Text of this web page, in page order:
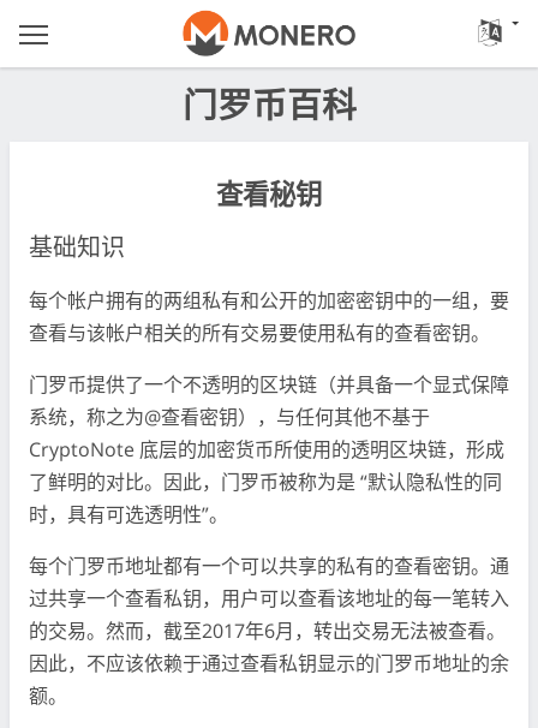
门罗币百科
查看秘钥
基础知识
每个帐户拥有的两组私有和公开的加密密钥中的一组，要
查看与该帐户相关的所有交易要使用私有的查看密钥。
门罗币提供了一个不透明的区块链（并具备一个显式保障
系统，称之为@查看密钥），与任何其他不基于
CryptoNote 底层的加密货币所使用的透明区块链，形成
了鲜明的对比。因此，门罗币被称为是 “默认隐私性的同
时，具有可选透明性”。
每个门罗币地址都有一个可以共享的私有的查看密钥。通
过共享一个查看私钥，用户可以查看该地址的每一笔转入
的交易。然而，截至2017年6月，转出交易无法被查看。
因此，不应该依赖于通过查看私钥显示的门罗币地址的余
额。